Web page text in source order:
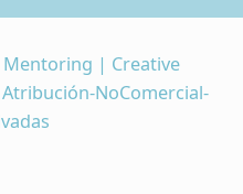
Mentoring | Creative
NoComercial-